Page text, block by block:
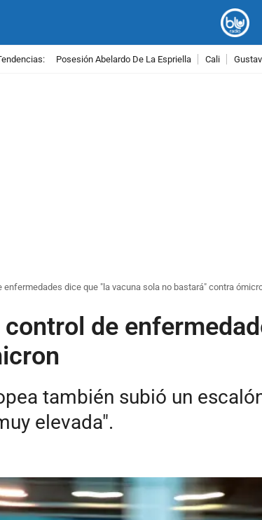
Posesión Abelardo De La Espriella Cali
enfermedades dice que "la vacuna sola no bastará" contra
de
también subió un
elevada".